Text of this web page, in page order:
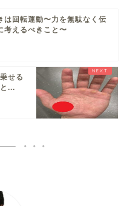
は回転運動〜力を無駄なく伝
考えるべきこと〜
せる
...